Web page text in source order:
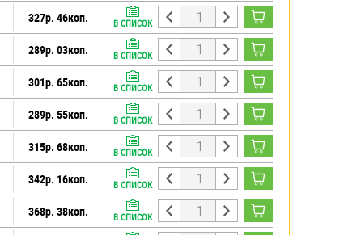
327р. 46коп. В СПИСОК
289р. 03коп. В СПИСОК
301р. 65коп. В СПИСОК
289р. 55коп. В СПИСОК
315р. 68коп. В СПИСОК
342р. 16коп. В СПИСОК
368р. 38коп. В СПИСОК